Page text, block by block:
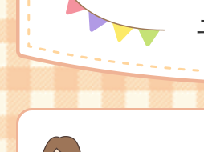
2025年11月
伊丹市保育料
定こども園・